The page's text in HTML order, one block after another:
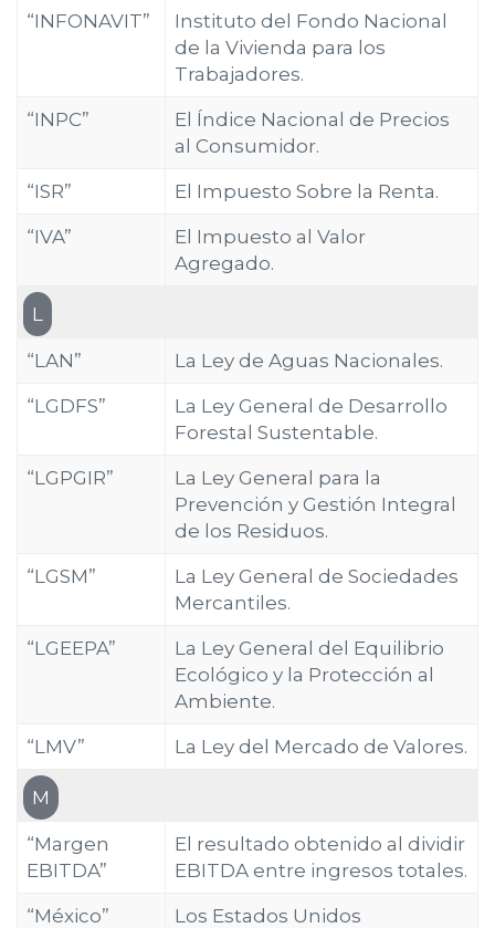
“INFONAVIT”
Instituto del Fondo Nacional
de la Vivienda para los
Trabajadores.
“INPC”
El Índice Nacional de Precios
al Consumidor.
“ISR” El Impuesto Sobre la Renta.
“IVA”
El Impuesto al Valor
Agregado.
L
“LAN” La Ley de Aguas Nacionales.
“LGDFS”
La Ley General de Desarrollo
Forestal Sustentable.
“LGPGIR”
La Ley General para la
Prevención y Gestión Integral
de los Residuos.
“LGSM”
La Ley General de Sociedades
Mercantiles.
“LGEEPA”
La Ley General del Equilibrio
Ecológico y la Protección al
Ambiente.
“LMV” La Ley del Mercado de Valores.
M
“Margen
EBITDA”
El resultado obtenido al dividir
EBITDA entre ingresos totales.
“México”
Los Estados Unidos